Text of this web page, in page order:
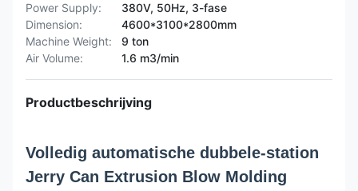
Power Supply:
380V, 50Hz, 3-fase
Dimension:
4600*3100*2800mm
Machine Weight:
9 ton
Air Volume:
1.6 m3/min
Productbeschrijving
Volledig automatische dubbele-station
Jerry Can Extrusion Blow Molding